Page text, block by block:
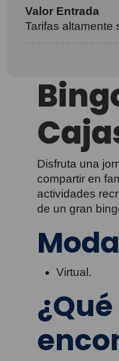
Valor Entrada
Tarifas altamente
Disfruta una
compartir en
actividades
de un gran
Virtual.
¿Qué